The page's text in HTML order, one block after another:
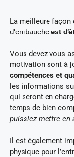
La meilleure façon
d’embauche est
Vous devez vous
motivation sont à
compétences et
les informations
qui seront en
temps de bien
puissiez mettre en
Il est également
physique pour